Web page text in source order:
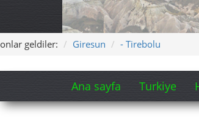
onlar geldiler: Giresun - Tirebolu
Ana sayfa Turkiye